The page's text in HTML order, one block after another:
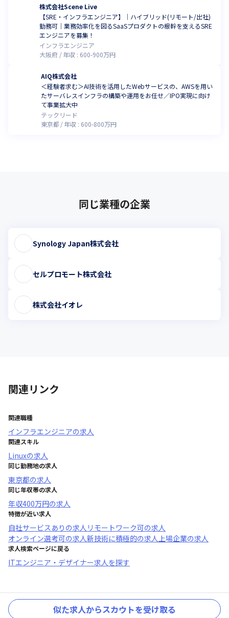
株式会社Scene Live
【SRE・インフラエンジニア】｜ハイブリッド(リモート/出社)
勤務可｜業務効率化を図るSaaSプロダクトの根幹を支えるSRE
エンジニアを募集！
インフラエンジニア
大阪府
年収 : 600-900万円
AIQ株式会社
＜経験者求む＞AI技術を活用したWebサービスの、AWSを用い
たサーバレスインフラの構築や運用をお任せ／IPO実現に向け
て事業拡大中
テックリード
東京都
年収 : 600-800万円
同じ業種の企業
Synology Japan株式会社
セルプロモート株式会社
株式会社イオレ
関連リンク
関連職種
インフラエンジニアの求人
関連スキル
Linuxの求人
同じ勤務地の求人
東京都の求人
同じ年収帯の求人
年収400万円の求人
特徴が近い求人
自社サービスあり の求人 リモートワーク可の求人
オンライン選考可の求人新技術に積極的の求人上場企業の求人
求人検索ページに戻る
ITエンジニア・デザイナー求人を探す
似た求人からスカウトを受け取る